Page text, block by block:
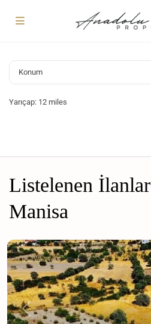
Yarıçap: 12 miles
Listelenen İlanlar
Manisa
Previous